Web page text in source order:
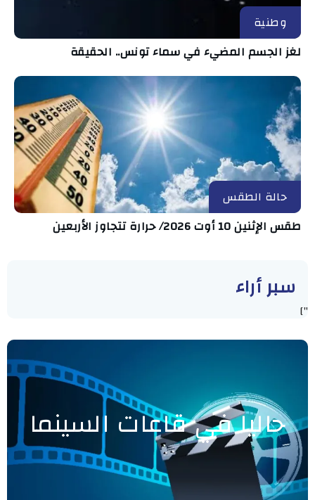
وطنية
لغز الجسم المضيء في سماء تونس.. الحقيقة
حالة الطقس
طقس الإثنين 10 أوت 2026/ حرارة تتجاوز الأربعين
سبر أراء
"]
حاليا في قاعات السينما